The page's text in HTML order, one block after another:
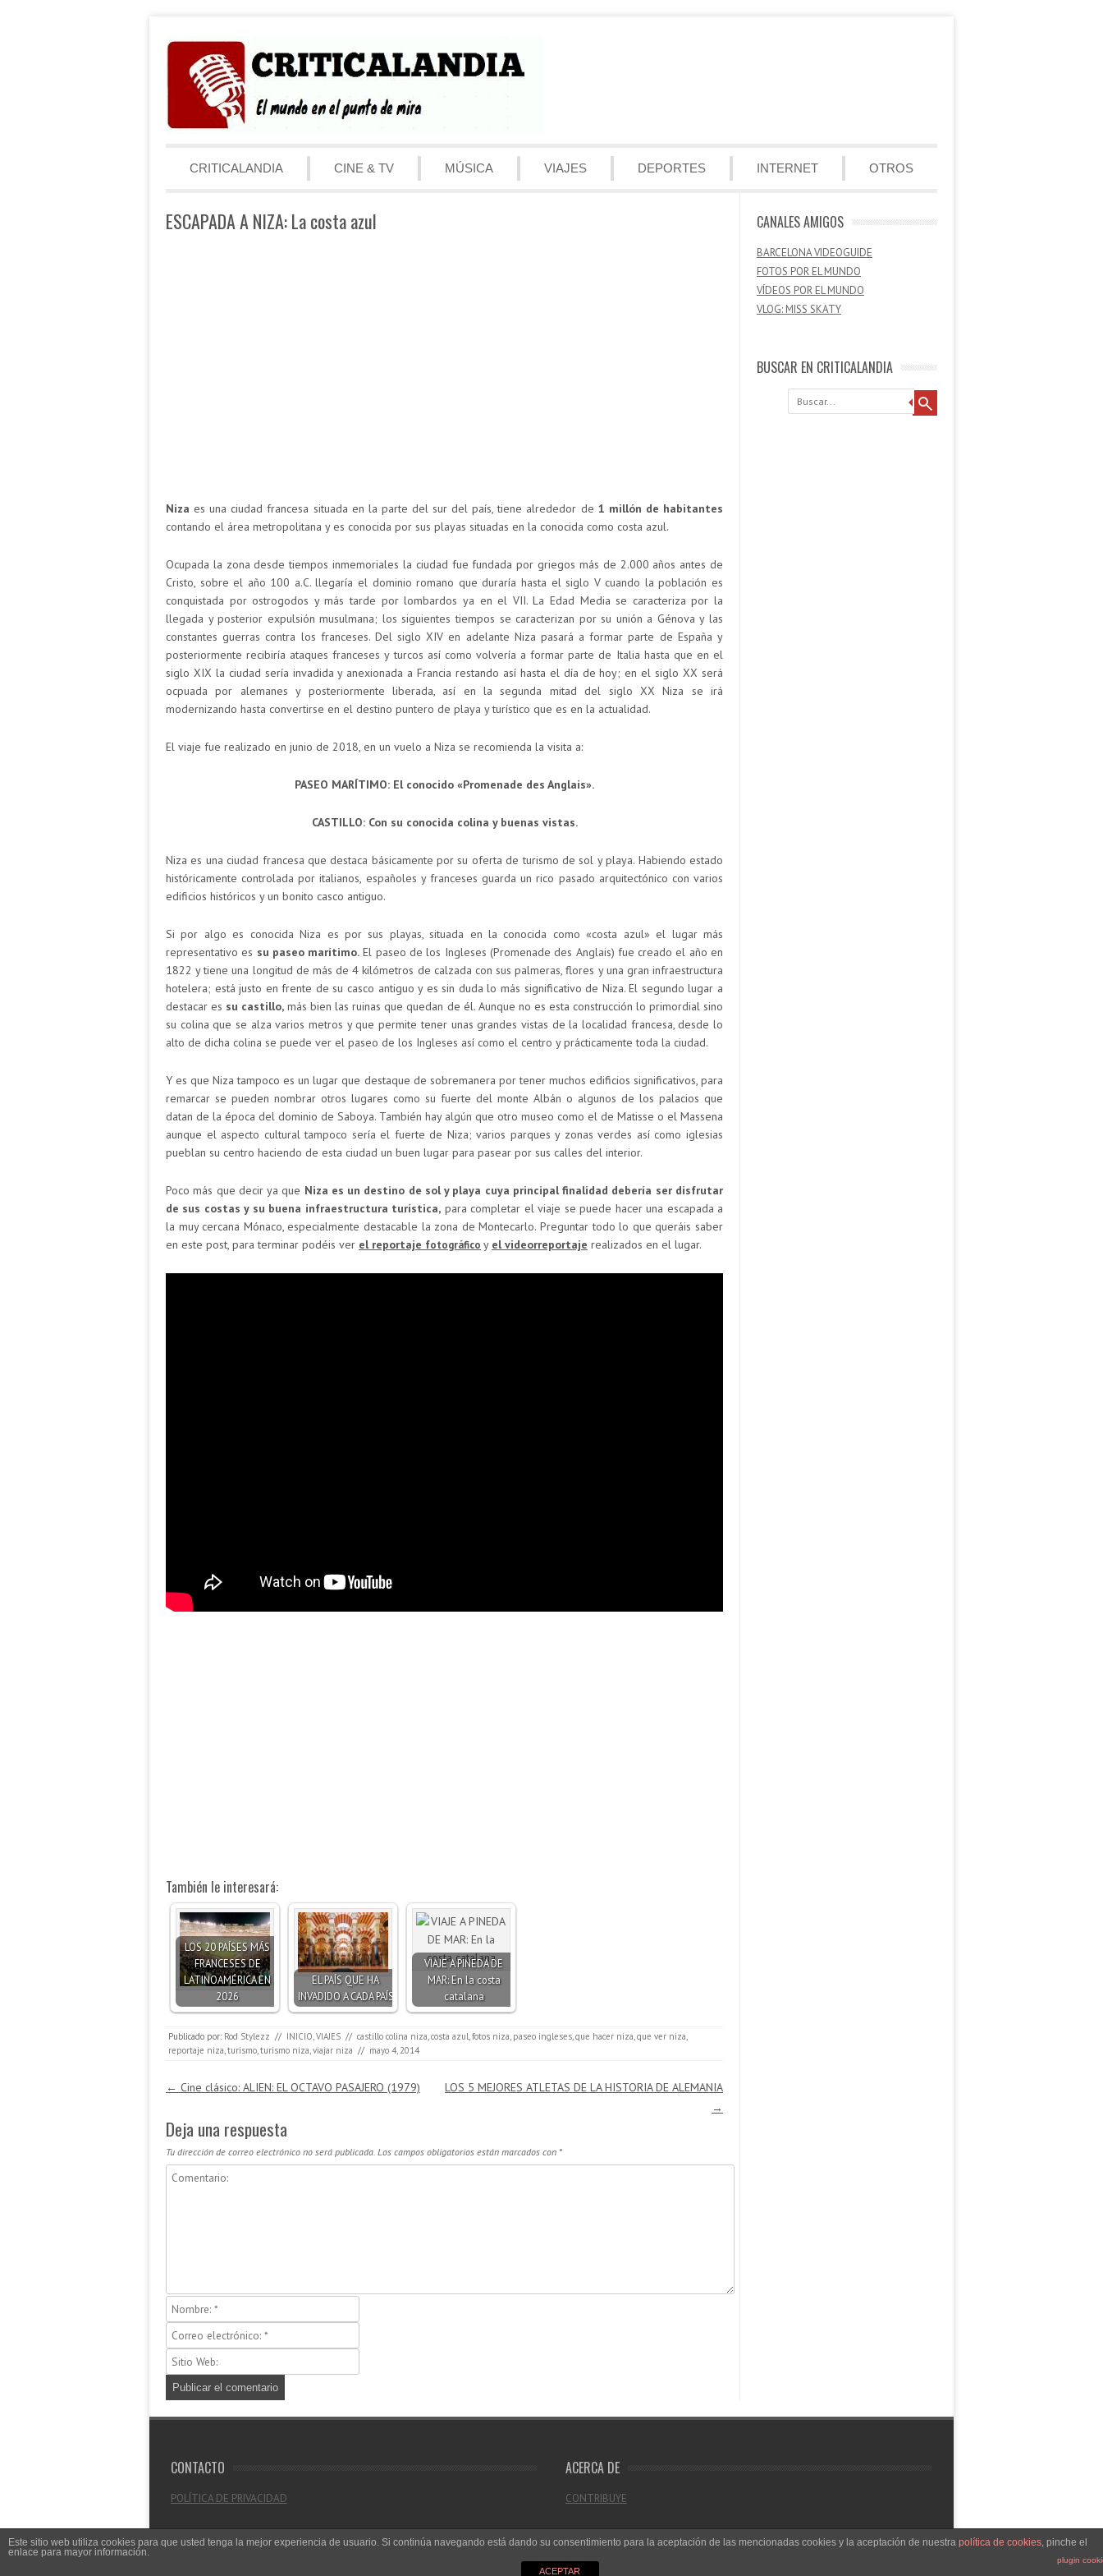
Menú
CRITICALANDIA
CINE & TV MÚSICA VIAJES DEPORTES INTERNET OTROS
ESCAPADA A NIZA: La costa azul
Niza es una ciudad francesa situada en la parte del sur del país, tiene alrededor de 1 millón de habitantes
contando el área metropolitana y es conocida por sus playas situadas en la conocida como costa azul.
Ocupada la zona desde tiempos inmemoriales la ciudad fue fundada por griegos más de 2.000 años antes de
Cristo, sobre el año 100 a.C. llegaría el dominio romano que duraría hasta el siglo V cuando la población es
conquistada por ostrogodos y más tarde por lombardos ya en el VII. La Edad Media se caracteriza por la
llegada y posterior expulsión musulmana; los siguientes tiempos se caracterizan por su unión a Génova y las
constantes guerras contra los franceses. Del siglo XIV en adelante Niza pasará a formar parte de España y
posteriormente recibiría ataques franceses y turcos así como volvería a formar parte de Italia hasta que en el
siglo XIX la ciudad sería invadida y anexionada a Francia restando así hasta el día de hoy; en el siglo XX será
ocpuada por alemanes y posteriormente liberada, así en la segunda mitad del siglo XX Niza se irá
modernizando hasta convertirse en el destino puntero de playa y turístico que es en la actualidad.
El viaje fue realizado en junio de 2018, en un vuelo a Niza se recomienda la visita a:
PASEO MARÍTIMO: El conocido «Promenade des Anglais».
CASTILLO: Con su conocida colina y buenas vistas.
Niza es una ciudad francesa que destaca básicamente por su oferta de turismo de sol y playa. Habiendo estado
históricamente controlada por italianos, españoles y franceses guarda un rico pasado arquitectónico con varios
edificios históricos y un bonito casco antiguo.
Si por algo es conocida Niza es por sus playas, situada en la conocida como «costa azul» el lugar más
representativo es su paseo marítimo. El paseo de los Ingleses (Promenade des Anglais) fue creado el año en
1822 y tiene una longitud de más de 4 kilómetros de calzada con sus palmeras, flores y una gran infraestructura
hotelera; está justo en frente de su casco antiguo y es sin duda lo más significativo de Niza. El segundo lugar a
destacar es su castillo, más bien las ruinas que quedan de él. Aunque no es esta construcción lo primordial sino
su colina que se alza varios metros y que permite tener unas grandes vistas de la localidad francesa, desde lo
alto de dicha colina se puede ver el paseo de los Ingleses así como el centro y prácticamente toda la ciudad.
Y es que Niza tampoco es un lugar que destaque de sobremanera por tener muchos edificios significativos, para
remarcar se pueden nombrar otros lugares como su fuerte del monte Albán o algunos de los palacios que
datan de la época del dominio de Saboya. También hay algún que otro museo como el de Matisse o el Massena
aunque el aspecto cultural tampoco sería el fuerte de Niza; varios parques y zonas verdes así como iglesias
pueblan su centro haciendo de esta ciudad un buen lugar para pasear por sus calles del interior.
Poco más que decir ya que Niza es un destino de sol y playa cuya principal finalidad debería ser disfrutar
de sus costas y su buena infraestructura turística, para completar el viaje se puede hacer una escapada a
la muy cercana Mónaco, especialmente destacable la zona de Montecarlo. Preguntar todo lo que queráis saber
en este post, para terminar podéis ver el reportaje fotográfico y el videorreportaje realizados en el lugar.
También le interesará:
LOS 20 PAÍSES MÁS
FRANCESES DE
LATINOAMÉRICA EN
2026
EL PAÍS QUE HA
INVADIDO A CADA PAÍS
VIAJE A PINEDA DE
MAR: En la costa
catalana
Publicado por: Rod Stylezz // INICIO VIAJES // castillo colina niza costa azul fotos niza paseo ingleses que hacer niza que ver niza
reportaje niza turismo turismo niza viajar niza // mayo 4, 2014
Navegación de entradas
← Cine clásico: ALIEN: EL OCTAVO PASAJERO (1979)
LOS 5 MEJORES ATLETAS DE LA HISTORIA DE ALEMANIA
→
Deja una respuesta
Tu dirección de correo electrónico no será publicada. Los campos obligatorios están marcados con *
CANALES AMIGOS
BARCELONA VIDEOGUIDE
FOTOS POR EL MUNDO
VÍDEOS POR EL MUNDO
VLOG: MISS SKATY
BUSCAR EN CRITICALANDIA
Buscar
CONTACTO
POLÍTICA DE PRIVACIDAD
ACERCA DE
CONTRIBUYE
Este sitio web utiliza cookies para que usted tenga la mejor experiencia de usuario. Si continúa navegando está dando su consentimiento para la aceptación de las mencionadas cookies y la aceptación de nuestra política de cookies, pinche el
enlace para mayor información.
plugin
ACEPTAR